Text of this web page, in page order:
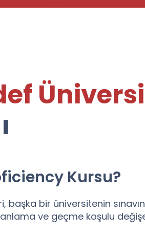
Kursu?
başka bir üniversitenin
ve geçme koşulu